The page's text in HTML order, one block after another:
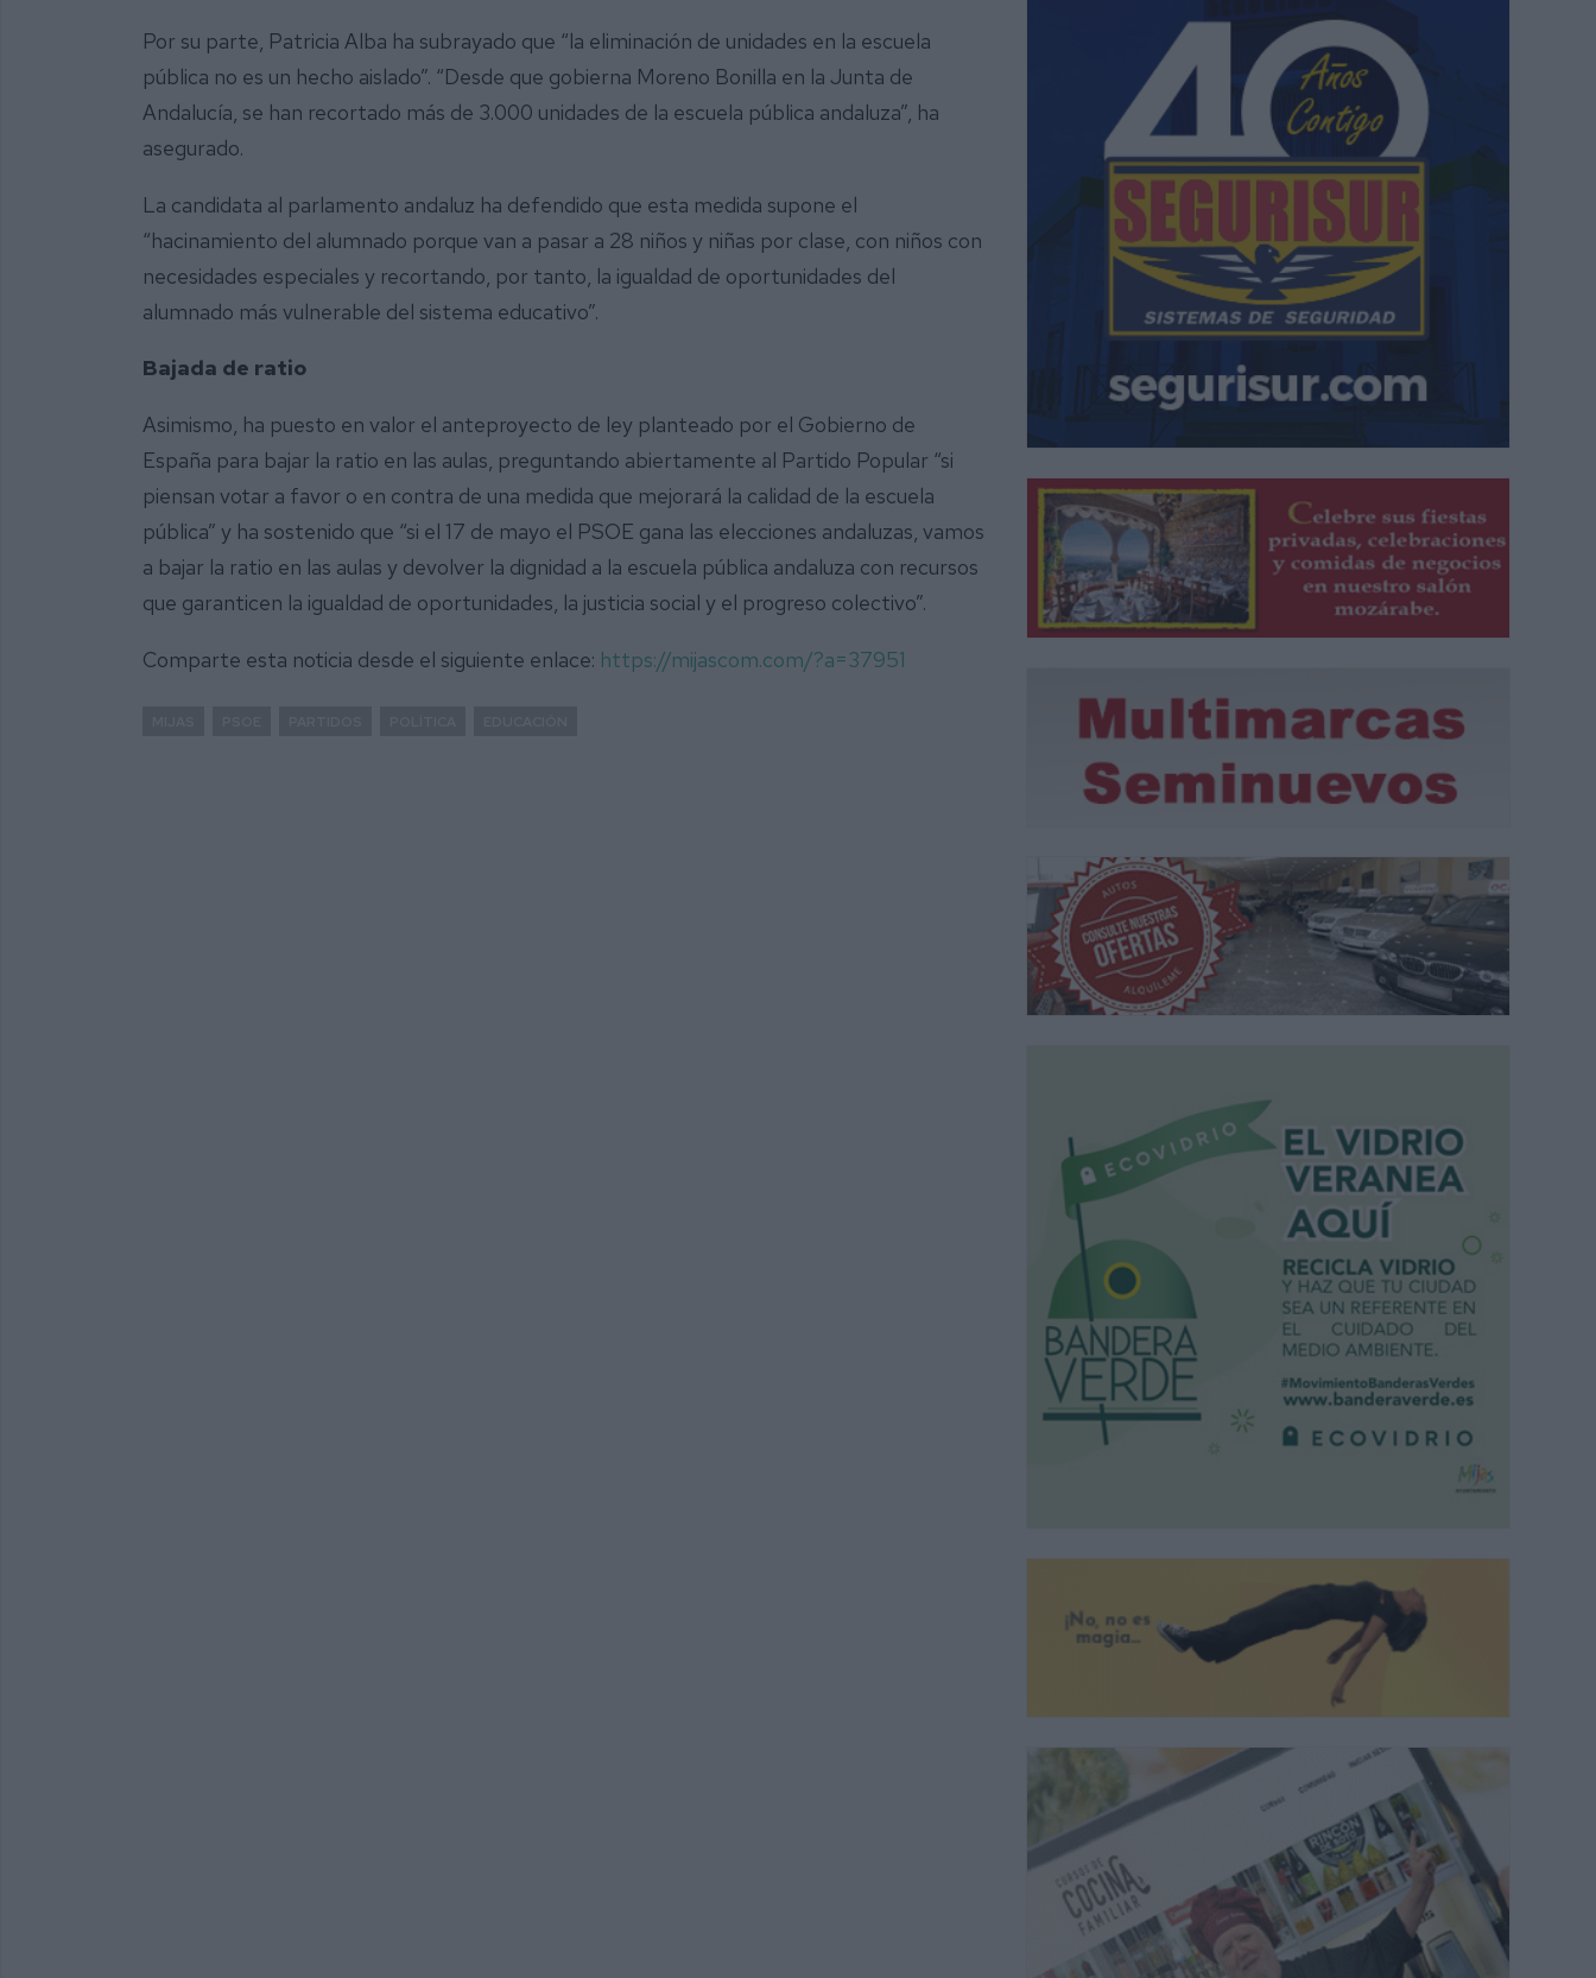
Por su parte, Patricia Alba ha subrayado que “la eliminación de unidades en la escuela
pública no es un hecho aislado”. “Desde que gobierna Moreno Bonilla en la Junta de
Andalucía, se han recortado más de 3.000 unidades de la escuela pública andaluza”, ha
asegurado.
La candidata al parlamento andaluz ha defendido que esta medida supone el
“hacinamiento del alumnado porque van a pasar a 28 niños y niñas por clase, con niños con
necesidades especiales y recortando, por tanto, la igualdad de oportunidades del
alumnado más vulnerable del sistema educativo”.
Bajada de ratio
Asimismo, ha puesto en valor el anteproyecto de ley planteado por el Gobierno de
España para bajar la ratio en las aulas, preguntando abiertamente al Partido Popular “si
piensan votar a favor o en contra de una medida que mejorará la calidad de la escuela
pública” y ha sostenido que “si el 17 de mayo el PSOE gana las elecciones andaluzas, vamos
a bajar la ratio en las aulas y devolver la dignidad a la escuela pública andaluza con recursos
que garanticen la igualdad de oportunidades, la justicia social y el progreso colectivo”.
Comparte esta noticia desde el siguiente enlace: https://mijascom.com/?a=37951